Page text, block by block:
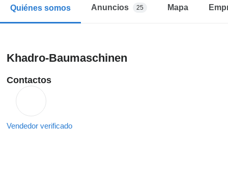
Quiénes somos Anuncios 25 Mapa
Khadro-Baumaschinen
Contactos
Vendedor verificado